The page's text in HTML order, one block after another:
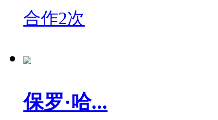
合作2次
保罗·哈...